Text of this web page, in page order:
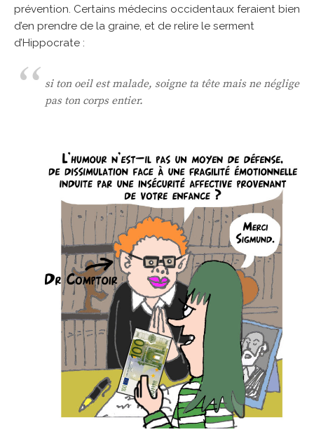
prévention. Certains médecins occidentaux feraient bien
d’en prendre de la graine, et de relire le serment
d’Hippocrate :
si ton oeil est malade, soigne ta tête mais ne néglige
pas ton corps entier.